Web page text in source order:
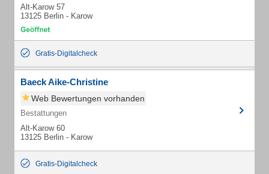
Alt-Karow 57
13125 Berlin - Karow
Gratis-Digitalcheck
Baeck Aike-Christine
Web Bewertungen vorhanden
Bestattungen
Alt-Karow 60
13125 Berlin - Karow
Gratis-Digitalcheck